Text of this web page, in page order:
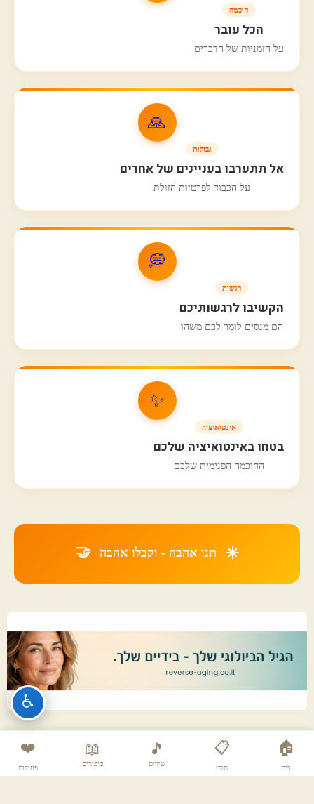
חוכמה
הכל עובר
על הזמניות של הדברים
🙏
גבולות
אל תתערבו בעניינים של אחרים
על הכבוד לפרטיות הזולת
💭
רגשות
הקשיבו לרגשותיכם
הם מנסים לומר לכם משהו
✨
אינטואיציה
בטחו באינטואיציה שלכם
החוכמה הפנימית שלכם
☀️ תנו אהבה - וקבלו אהבה 🤝
🏠
בית
📋
תוכן
🎵
שירים
📖
סיפורים
❤️
פעולות
♿